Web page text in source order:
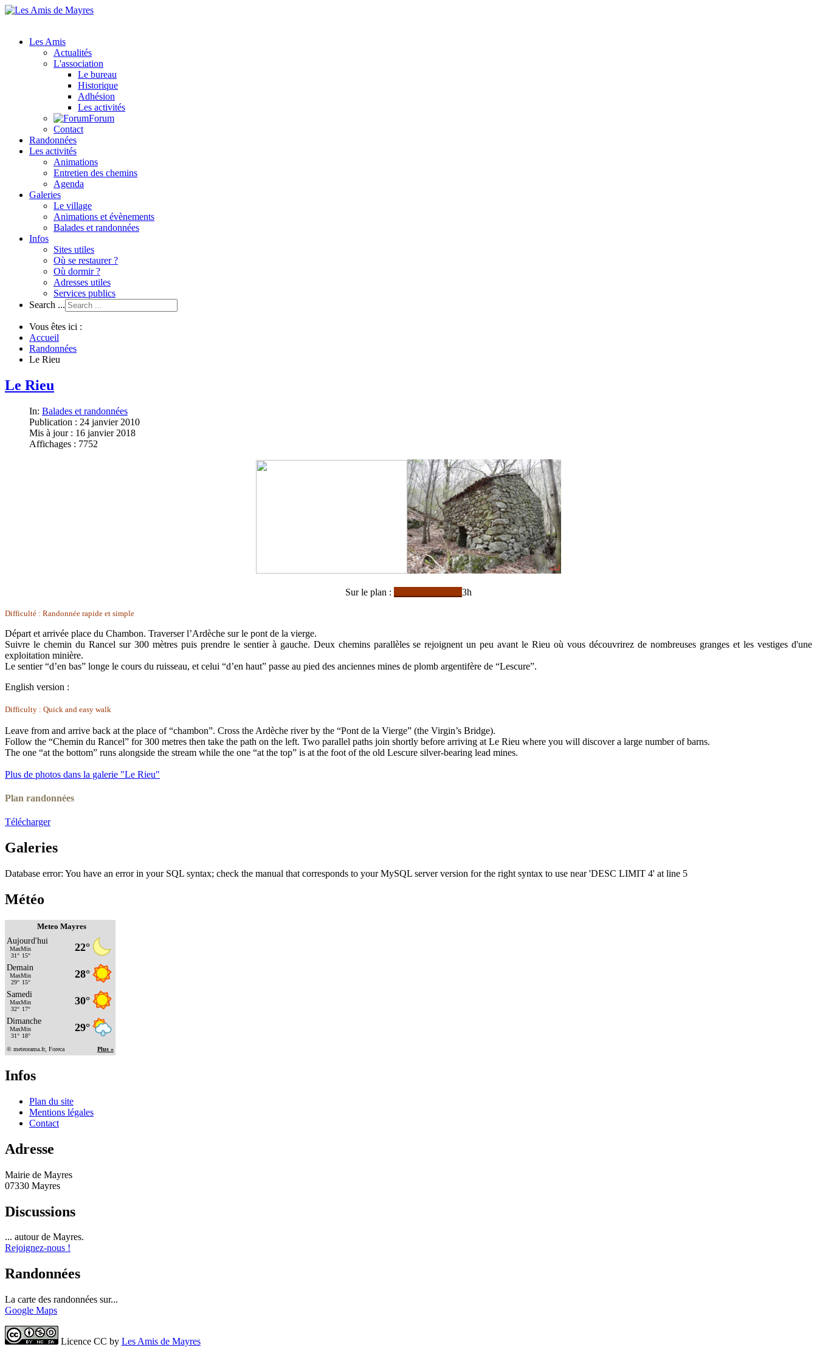
Les Amis
Actualités
L'association
Le bureau
Historique
Adhésion
Les activités
Forum
Contact
Randonnées
Les activités
Animations
Entretien des chemins
Agenda
Galeries
Le village
Animations et évènements
Balades et randonnées
Infos
Sites utiles
Où se restaurer ?
Où dormir ?
Adresses utiles
Services publics
Search ...
Vous êtes ici :
Accueil
Randonnées
Le Rieu
Le Rieu
In: Balades et randonnées
Publication : 24 janvier 2010
Mis à jour : 16 janvier 2018
Affichages : 7752
Sur le plan : 3h
Difficulté : Randonnée rapide et simple
Départ et arrivée place du Chambon. Traverser l’Ardèche sur le pont de la vierge.
Suivre le chemin du Rancel sur 300 mètres puis prendre le sentier à gauche. Deux chemins parallèles se rejoignent un peu avant le Rieu où vous découvrirez de nombreuses granges et les vestiges d'une
exploitation minière.
Le sentier “d’en bas” longe le cours du ruisseau, et celui “d’en haut” passe au pied des anciennes mines de plomb argentifère de “Lescure”.
English version :
Difficulty : Quick and easy walk
Leave from and arrive back at the place of “chambon”. Cross the Ardèche river by the “Pont de la Vierge” (the Virgin’s Bridge).
Follow the “Chemin du Rancel” for 300 metres then take the path on the left. Two parallel paths join shortly before arriving at Le Rieu where you will discover a large number of barns.
The one “at the bottom” runs alongside the stream while the one “at the top” is at the foot of the old Lescure silver-bearing lead mines.
Plus de photos dans la galerie "Le Rieu"
Plan randonnées
Télécharger
Galeries
Database error: You have an error in your SQL syntax; check the manual that corresponds to your MySQL server version for the right syntax to use near 'DESC LIMIT 4' at line 5
Météo
Meteo Mayres
Infos
Plan du site
Mentions légales
Contact
Adresse
Mairie de Mayres
07330 Mayres
Discussions
... autour de Mayres.
Rejoignez-nous !
Randonnées
La carte des randonnées sur...
Google Maps
Licence CC by Les Amis de Mayres